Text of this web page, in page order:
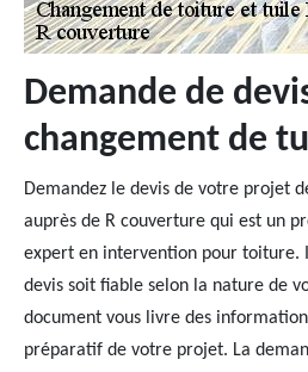
Demande de
changement de
Demandez le devis de votre projet
auprès de R couverture qui est un
expert en intervention pour toiture.
devis soit fiable selon la nature de
document vous livre des
préparatif de votre projet. La